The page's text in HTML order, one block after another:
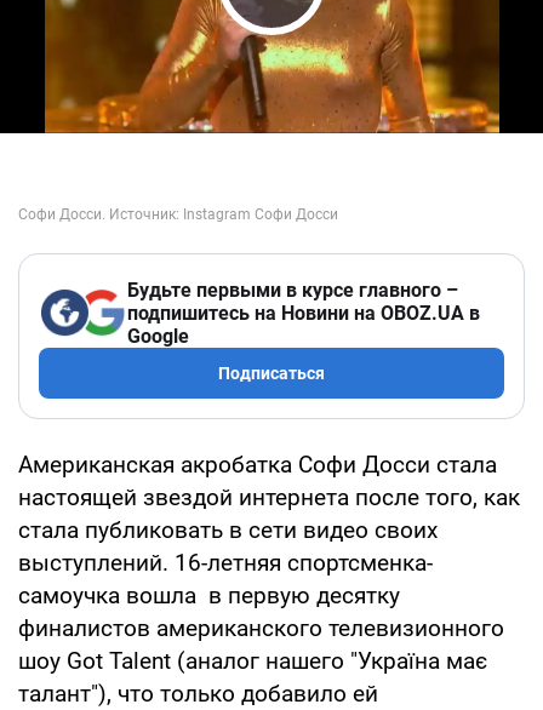
Play Video
Будьте первыми в курсе главного –
подпишитесь на Новини на OBOZ.UA в
Google
Подписаться
Американская акробатка Софи Досси стала
настоящей звездой интернета после того, как
стала публиковать в сети видео своих
выступлений. 16-летняя спортсменка-
самоучка вошла в первую десятку
финалистов американского телевизионного
шоу Got Talent (аналог нашего "Україна має
талант"), что только добавило ей